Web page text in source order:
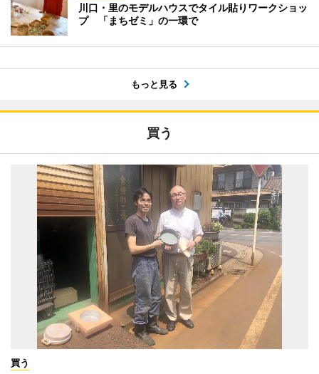
川口・里のモデルハウスでタイル貼りワークショッ
プ 「まちゼミ」の一環で
もっと見る
買う
買う